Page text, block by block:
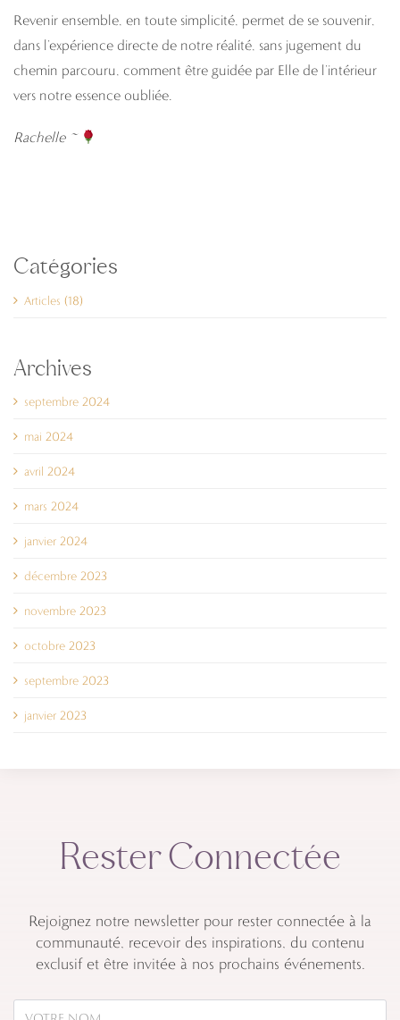
Revenir ensemble, en toute simplicité, permet de se souvenir,
dans l’expérience directe de notre réalité, sans jugement du
chemin parcouru, comment être guidée par Elle de l’intérieur
vers notre essence oubliée.
Rachelle ~
Catégories
Articles (18)
Archives
septembre 2024
mai 2024
avril 2024
mars 2024
janvier 2024
décembre 2023
novembre 2023
octobre 2023
septembre 2023
janvier 2023
Rester Connectée
Rejoignez notre newsletter pour rester connectée à la
communauté, recevoir des inspirations, du contenu
exclusif et être invitée à nos prochains événements.